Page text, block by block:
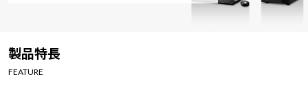
Windows 11
製品特長
FEATURE